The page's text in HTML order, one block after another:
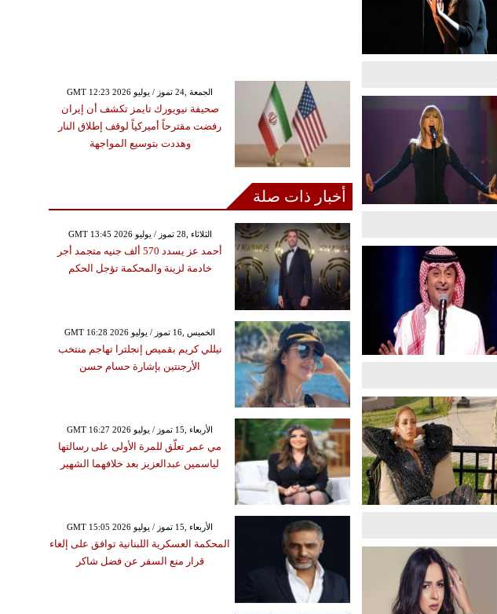
GMT 12:23 2026 الجمعة ,24 تموز / يوليو
صحيفة نيويورك تايمز تكشف أن إيران
رفضت مقترحاً أميركياً لوقف إطلاق النار
وهددت بتوسيع المواجهة
أخبار ذات صلة
GMT 13:45 2026 الثلاثاء ,28 تموز / يوليو
أحمد عز يسدد 570 ألف جنيه متجمد أجر
خادمة لزينة والمحكمة تؤجل الحكم
GMT 16:28 2026 الخميس ,16 تموز / يوليو
نيللي كريم بقميص إنجلترا تهاجم منتخب
الأرجنتين بإشارة حسام حسن
GMT 16:27 2026 الأربعاء ,15 تموز / يوليو
مي عمر تعلّق للمرة الأولى على رسالتها
لياسمين عبدالعزيز بعد خلافهما الشهير
GMT 15:05 2026 الأربعاء ,15 تموز / يوليو
المحكمة العسكرية اللبنانية توافق على إلغاء
قرار منع السفر عن فضل شاكر